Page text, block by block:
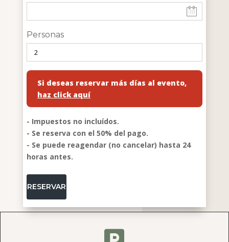
Personas
Si deseas reservar más días al evento,
haz click aquí
- Impuestos no incluídos.
- Se reserva con el 50% del pago.
- Se puede reagendar (no cancelar) hasta 24
horas antes.
RESERVAR